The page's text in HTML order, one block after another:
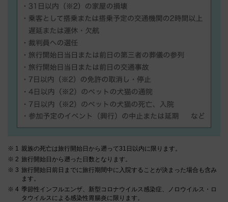
親族の死亡は旅行開始日から遡って31日以内に限ります。
旅行開始日から遡った日数となります。
旅行開始日前日までに旅行期間中に入院することが決まった場合も含み
ます。
季節性インフルエンザ、新型コロナウイルス感染症、ノロウイルス・ロ
タウイルスによる感染性胃腸炎に限ります。